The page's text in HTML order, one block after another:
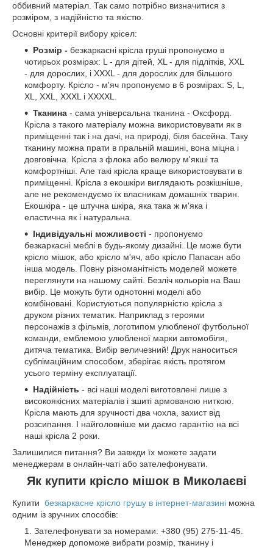
оббивний матеріал. Так само потрібно визначитися з
розміром, з надійністю та якістю.
Основні критерії вибору крісел:
Розмір - безкаркасні крісла груші пропонуємо в
чотирьох розмірах: L - для дітей, XL - для підлітків, XXL
- для дорослих, і XXXL - для дорослих для більшого
комфорту. Крісло - м'яч пропонуємо в 6 розмірах: S, L,
XL, XXL, XXXL і XXXXL.
Тканина - сама універсальна тканина - Оксфорд.
Крісла з такого матеріалу можна використовувати як в
приміщенні так і на дачі, на природі, біля басейна. Таку
тканину можна прати в пральній машині, вона міцна і
довговічна. Крісла з флока або велюру м'якші та
комфортніші. Але такі крісла краще використовувати в
приміщенні. Крісла з екошкіри виглядають розкішніше,
але не рекомендуємо їх власникам домашніх тварин.
Екошкіра - це штучна шкіра, яка така ж м'яка і
еластична як і натуральна.
Індивідуальні можливості - пропонуємо
безкаркасні меблі в будь-якому дизайні. Це може бути
крісло мішок, або крісло м'яч, або крісло Папасан або
інша модель. Повну різноманітність моделей можете
переглянути на нашому сайті. Безліч кольорів на Ваш
вибір. Це можуть бути однотонні моделі або
комбіновані. Користуються популярністю крісла з
друком різних тематик. Наприклад з героями
персонажів з фільмів, логотипом улюбленої футбольної
команди, емблемою улюбленої марки автомобіля,
дитяча тематика. Вибір величезний! Друк наноситься
сублімаційним способом, зберігає якість протягом
усього терміну експлуатації.
Надійність - всі наші моделі виготовлені лише з
високоякісних матеріалів і зшиті армованою ниткою.
Крісла мають для зручності два чохла, захист від
розсипання. І найголовніше ми даємо гарантію на всі
наші крісла 2 роки.
Залишилися питання? Ви завжди їх можете задати
менеджерам в онлайн-чаті або зателефонувати.
Як купити крісло мішок в Миколаєві
Купити безкаркасне крісло грушу в інтернет-магазині можна
одним із зручних способів:
Зателефонувати за номерами: +380 (95) 275-11-45.
Менеджер допоможе вибрати розмір, тканину і